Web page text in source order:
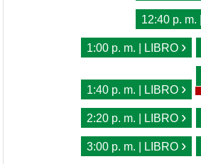
12:40 p. m.
1:00 p. m. | LIBRO ›
1:40 p. m. | LIBRO ›
2:20 p. m. | LIBRO ›
3:00 p. m. | LIBRO ›